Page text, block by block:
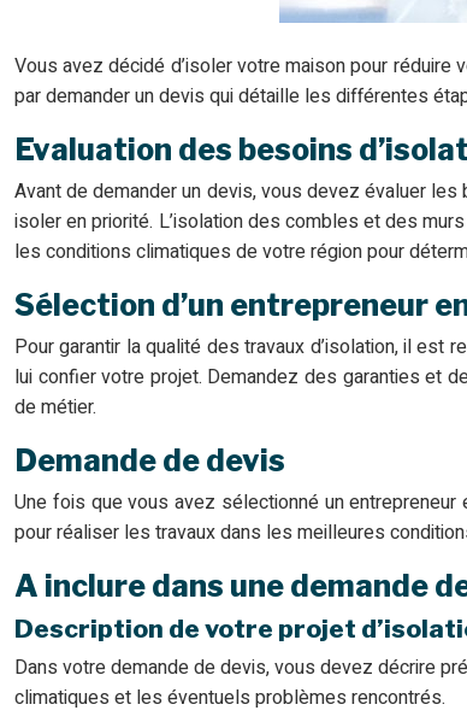
Vous avez décidé d’isoler votre maison pour réduire
par demander un devis qui détaille les différentes
Evaluation des besoins
Avant de demander un devis, vous devez évaluer
isoler en priorité. L’isolation des combles et des
les conditions climatiques de votre région pour
Sélection d’un entrepreneur
Pour garantir la qualité des travaux d’isolation, il
lui confier votre projet. Demandez des garanties et
de métier.
Demande de devis
Une fois que vous avez sélectionné un
pour réaliser les travaux dans les meilleures
A inclure dans une demande
Description de votre projet
Dans votre demande de devis, vous devez décrire
climatiques et les éventuels problèmes rencontrés.